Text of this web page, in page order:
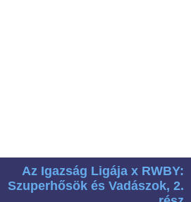
Az Igazság Ligája x RWBY:
Szuperhősök és Vadászok, 2.